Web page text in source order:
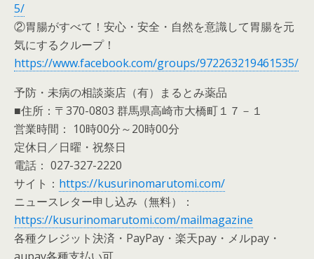
5/
②胃腸がすべて！安心・安全・自然を意識して胃腸を元
気にするクループ！
https://www.facebook.com/groups/972263219461535/
予防・未病の相談薬店（有）まるとみ薬品
■住所：〒370-0803 群馬県高崎市大橋町１７－１
営業時間： 10時00分～20時00分
定休日／日曜・祝祭日
電話： 027-327-2220
サイト： https://kusurinomarutomi.com/
ニュースレター申し込み（無料）：
https://kusurinomarutomi.com/mailmagazine
各種クレジット決済・PayPay・楽天pay・メルpay・